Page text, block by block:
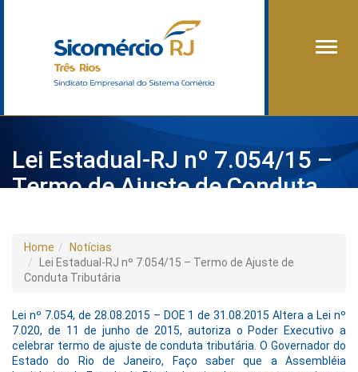
Lei Estadual-RJ nº 7.054/15 –
Termo de Ajuste de Conduta
Home
Notícias
Lei Estadual-RJ nº 7.054/15 – Termo de Ajuste de
Conduta Tributária
Lei nº 7.054, de 28.08.2015 – DOE 1 de 31.08.2015 Altera a Lei nº
7.020, de 11 de junho de 2015, autoriza o Poder Executivo a
celebrar termo de ajuste de conduta tributária. O Governador do
Estado do Rio de Janeiro, Faço saber que a Assembléia